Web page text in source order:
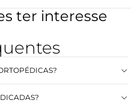
ter interesse